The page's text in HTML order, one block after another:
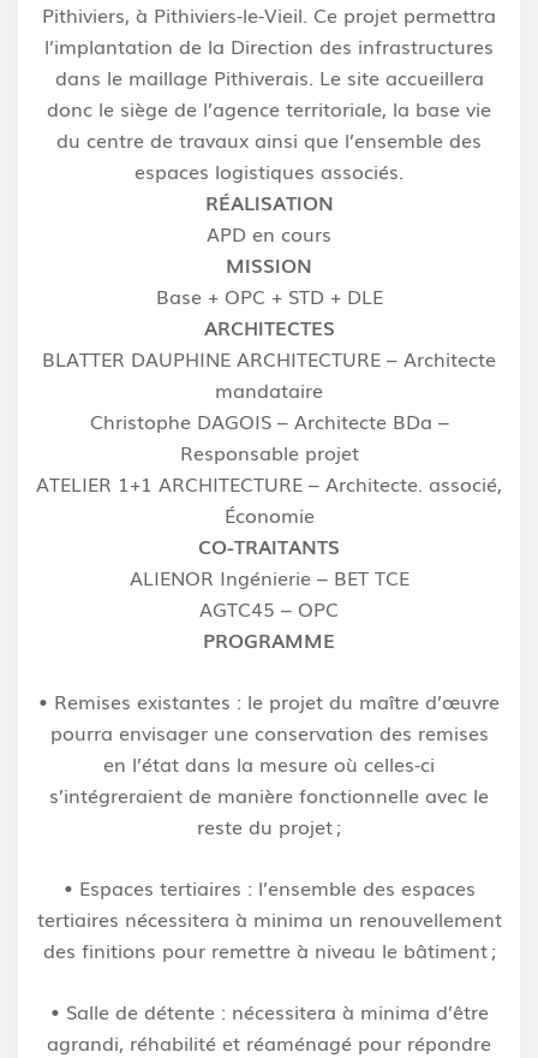
Pithiviers, à Pithiviers-le-Vieil. Ce projet permettra
l’implantation de la Direction des infrastructures
dans le maillage Pithiverais. Le site accueillera
donc le siège de l’agence territoriale, la base vie
du centre de travaux ainsi que l’ensemble des
espaces logistiques associés.
RÉALISATION
APD en cours
MISSION
Base + OPC + STD + DLE
ARCHITECTES
BLATTER DAUPHINE ARCHITECTURE – Architecte
mandataire
Christophe DAGOIS – Architecte BDa –
Responsable projet
ATELIER 1+1 ARCHITECTURE – Architecte. associé,
Économie
CO-TRAITANTS
ALIENOR Ingénierie – BET TCE
AGTC45 – OPC
PROGRAMME
• Remises existantes : le projet du maître d’œuvre
pourra envisager une conservation des remises
en l’état dans la mesure où celles-ci
s’intégreraient de manière fonctionnelle avec le
reste du projet ;
• Espaces tertiaires : l’ensemble des espaces
tertiaires nécessitera à minima un renouvellement
des finitions pour remettre à niveau le bâtiment ;
• Salle de détente : nécessitera à minima d’être
agrandi, réhabilité et réaménagé pour répondre